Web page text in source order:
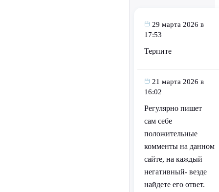
29 марта 2026 в
17:53
Терпите
21 марта 2026 в
16:02
Регулярно пишет
сам себе
положительные
комменты на данном
сайте, на каждый
негативный- везде
найдете его ответ.